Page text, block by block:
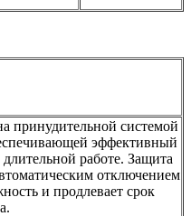
принудительной системой
эффективный
работе. Защита
отключением
и продлевает срок